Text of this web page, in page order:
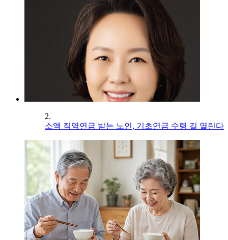
2.
소액 직역연금 받는 노인, 기초연금 수령 길 열린다